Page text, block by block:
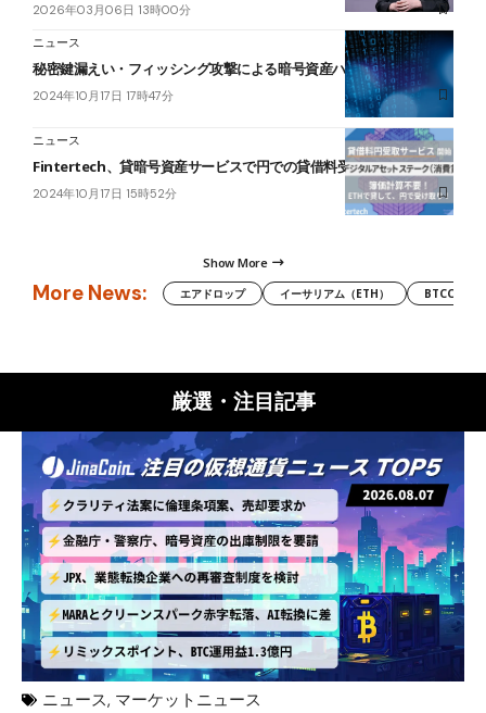
2026年03月06日 13時00分
ニュース
秘密鍵漏えい・フィッシング攻撃による暗号資産ハッキング多発
2024年10月17日 17時47分
ニュース
Fintertech、貸暗号資産サービスで円での貸借料受け取りが可能に
2024年10月17日 15時52分
Show More
More News: エアドロップ イーサリアム（ETH） BTCC
厳選・注目記事
ニュース, マーケットニュース